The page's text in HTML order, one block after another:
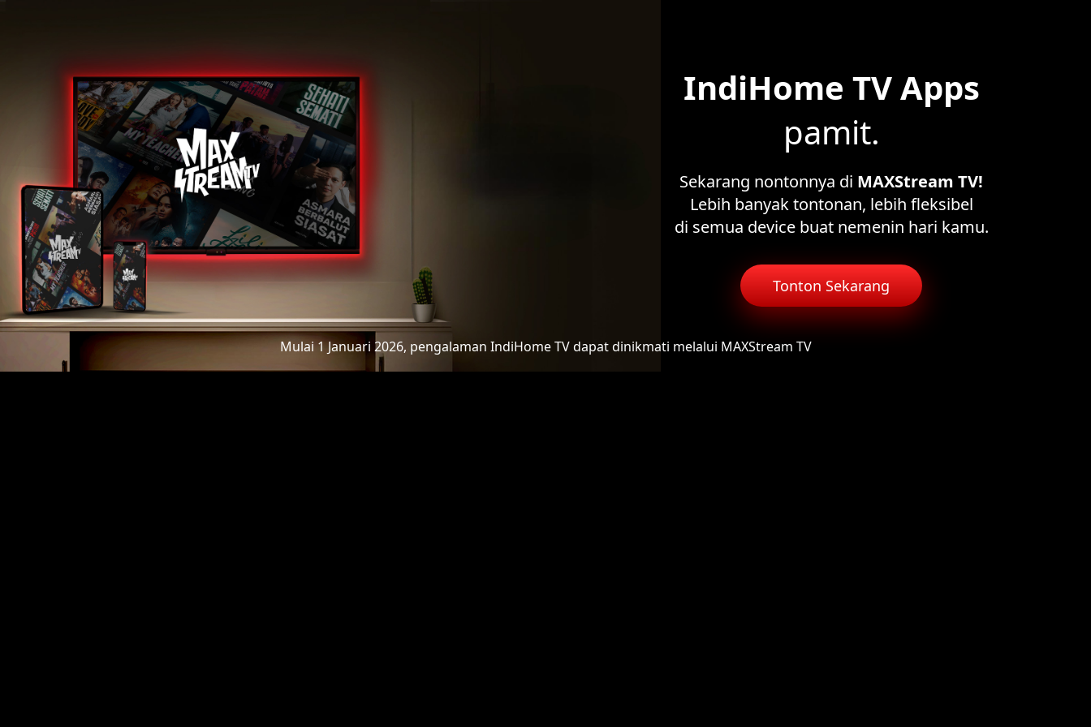
IndiHome TV Apps
pamit.
Sekarang nontonnya di MAXStream TV!
Lebih banyak tontonan, lebih fleksibel
di semua device buat nemenin hari kamu.
Tonton Sekarang
Mulai 1 Januari 2026, pengalaman IndiHome TVdapat dinikmati melalui MAXStream TV